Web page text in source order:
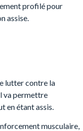
profilé pour
assise.
lutter contre la
va permettre
en étant assis.
musculaire,